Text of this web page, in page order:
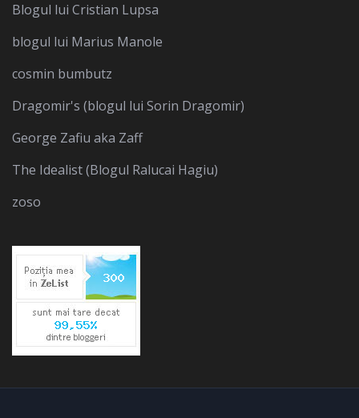
Blogul lui Cristian Lupsa
blogul lui Marius Manole
cosmin bumbutz
Dragomir's (blogul lui Sorin Dragomir)
George Zafiu aka Zaff
The Idealist (Blogul Ralucai Hagiu)
zoso